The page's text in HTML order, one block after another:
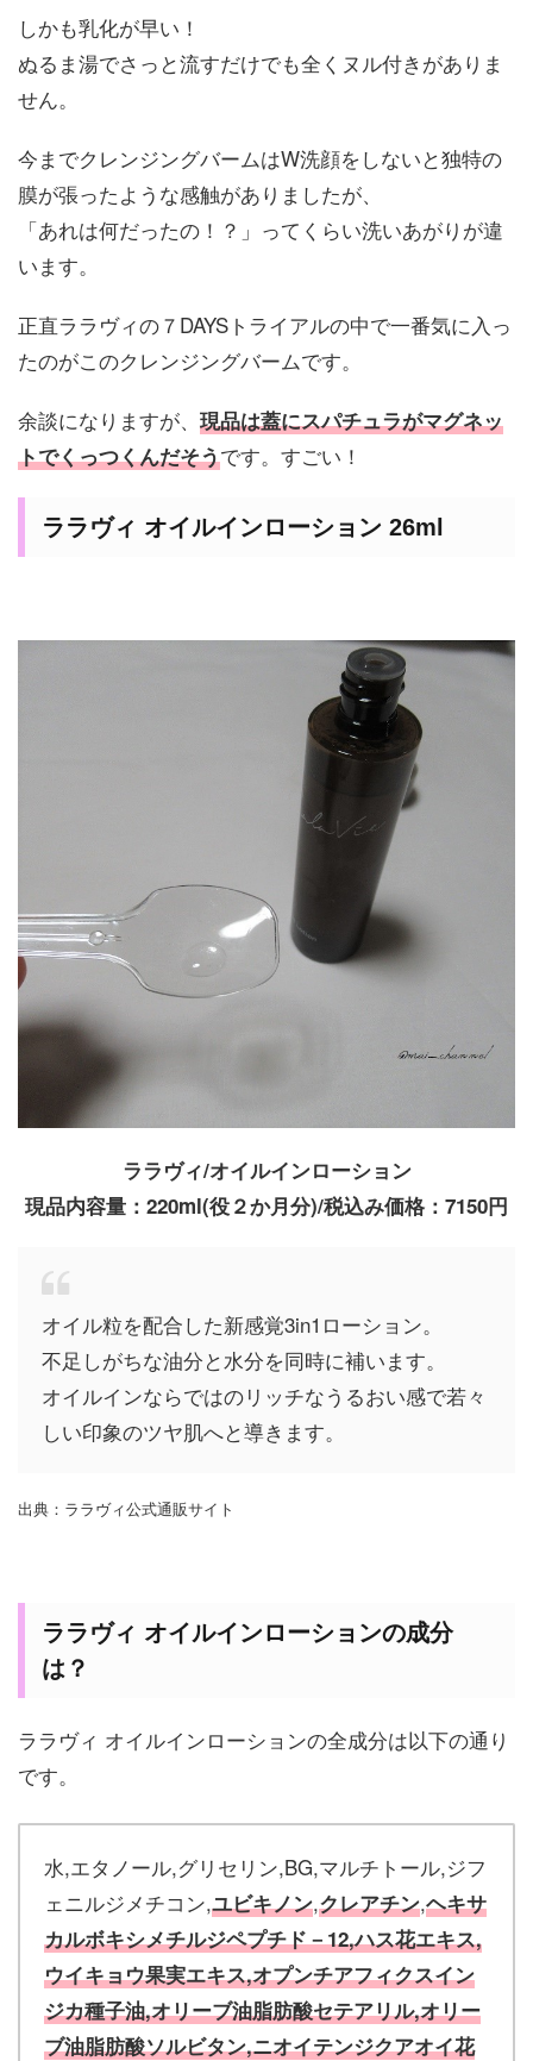
しかも乳化が早い！
ぬるま湯でさっと流すだけでも全くヌル付きがありま
せん。
今までクレンジングバームはW洗顔をしないと独特の
膜が張ったような感触がありましたが、
「あれは何だったの！？」ってくらい洗いあがりが違
います。
正直ララヴィの７DAYSトライアルの中で一番気に入っ
たのがこのクレンジングバームです。
余談になりますが、 現品は蓋にスパチュラがマグネッ
トでくっつくんだそうです。すごい！
ララヴィ オイルインローション 26ml
ララヴィ/オイルインローション
現品内容量：220ml(役２か月分)/税込み価格：7150円
オイル粒を配合した新感覚3in1ローション。
不足しがちな油分と水分を同時に補います。
オイルインならではのリッチなうるおい感で若々
しい印象のツヤ肌へと導きます。
出典：ララヴィ公式通販サイト
ララヴィ オイルインローションの成分
は？
ララヴィ オイルインローションの全成分は以下の通り
です。
水,エタノール,グリセリン,BG,マルチトール,ジフ
ェニルジメチコン,ユビキノン,クレアチン,ヘキサ
カルボキシメチルジペプチド－12,ハス花エキス,
ウイキョウ果実エキス,オプンチアフィクスイン
ジカ種子油,オリーブ油脂肪酸セテアリル,オリー
ブ油脂肪酸ソルビタン,ニオイテンジクアオイ花